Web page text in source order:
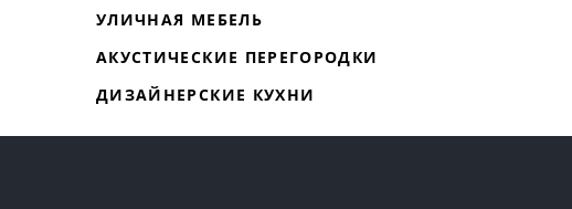
УЛИЧНАЯ МЕБЕЛЬ
АКУСТИЧЕСКИЕ ПЕРЕГОРОДКИ
ДИЗАЙНЕРСКИЕ КУХНИ